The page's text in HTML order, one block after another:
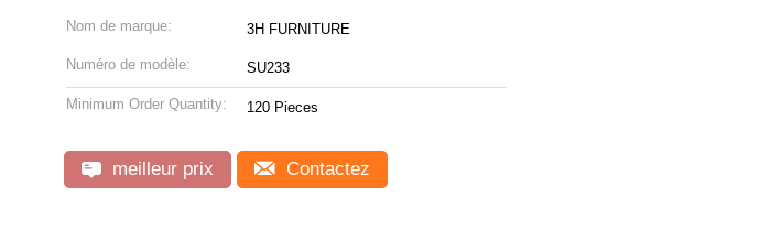
Nom de marque: 3H FURNITURE
Numéro de modèle: SU233
Minimum Order Quantity: 120 Pieces
meilleur prix Contactez